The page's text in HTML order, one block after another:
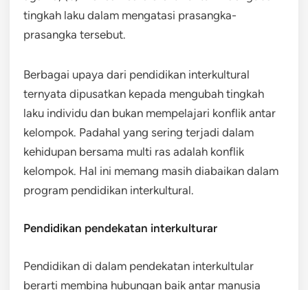
tingkah laku dalam mengatasi prasangka-
prasangka tersebut.
Berbagai upaya dari pendidikan interkultural
ternyata dipusatkan kepada mengubah tingkah
laku individu dan bukan mempelajari konflik antar
kelompok. Padahal yang sering terjadi dalam
kehidupan bersama multi ras adalah konflik
kelompok. Hal ini memang masih diabaikan dalam
program pendidikan interkultural.
Pendidikan pendekatan interkulturar
Pendidikan di dalam pendekatan interkultular
berarti membina hubungan baik antar manusia